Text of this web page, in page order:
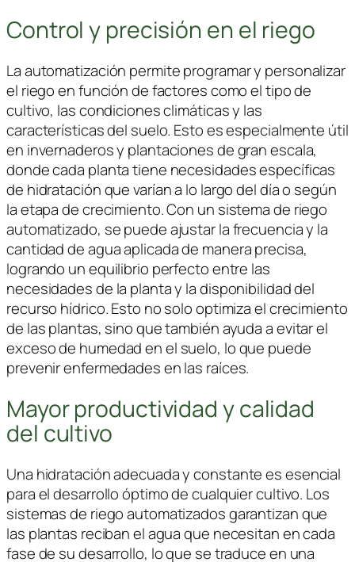
Control y precisión en el riego
La automatización permite programar y personalizar
el riego en función de factores como el tipo de
cultivo, las condiciones climáticas y las
características del suelo. Esto es especialmente útil
en invernaderos y plantaciones de gran escala,
donde cada planta tiene necesidades específicas
de hidratación que varían a lo largo del día o según
la etapa de crecimiento. Con un sistema de riego
automatizado, se puede ajustar la frecuencia y la
cantidad de agua aplicada de manera precisa,
logrando un equilibrio perfecto entre las
necesidades de la planta y la disponibilidad del
recurso hídrico. Esto no solo optimiza el crecimiento
de las plantas, sino que también ayuda a evitar el
exceso de humedad en el suelo, lo que puede
prevenir enfermedades en las raíces.
Mayor productividad y calidad
del cultivo
Una hidratación adecuada y constante es esencial
para el desarrollo óptimo de cualquier cultivo. Los
sistemas de riego automatizados garantizan que
las plantas reciban el agua que necesitan en cada
fase de su desarrollo, lo que se traduce en una